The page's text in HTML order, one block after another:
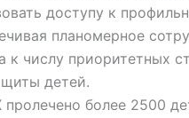
доступу к
планомерное
к числу приоритетных
детей.
более 2500